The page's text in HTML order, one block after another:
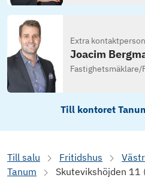
Extra kontaktperson
Joacim
Fastighetsmäklare/
Till kontoret
Till salu Fritidshus
Tanum
Skutevikshöjden 11